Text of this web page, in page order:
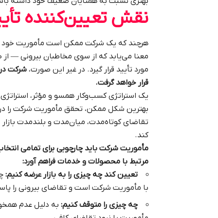
نقش تعیین‌کننده
هرچند که یک شرکت ممکن است مأموریت خود را
معنا می‌یابد که از سوی مخاطبان بیرونی —
مورد تأیید قرار گیرد. در غیر این صورت، شرکت
قرار خواهد گرفت.
یک استراتژی کسب‌وکار همسو و مؤثر،
بهترین شکل ممکن، تحقق مأموریت شرکت را
تقاضای کوتاه‌مدت، میان‌مدت و بلندمدت بازار
کند.
مأموریت شرکت باید چارچوبی برای تمامی
مرتبط با محصولات و خدمات فراهم آورد:
تعیین کند چه چیزی را به بازار عرضه کنیم:
با مأموریت شرکت است و تقاضای بیرونی را
چه چیزی را متوقف کنیم: به دلیل عدم